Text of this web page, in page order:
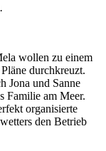
wollen zu einem
durchkreuzt.
Jona und Sanne
Familie am Meer.
organisierte
den Betrieb